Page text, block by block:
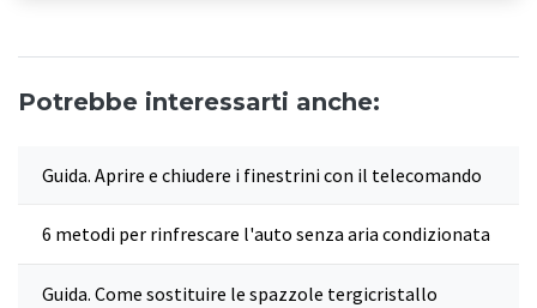
Potrebbe interessarti anche:
Guida. Aprire e chiudere i finestrini con il telecomando
6 metodi per rinfrescare l'auto senza aria condizionata
Guida. Come sostituire le spazzole tergicristallo